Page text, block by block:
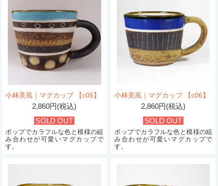
小林美風｜マグカップ 【c05】
2,860円(税込)
SOLD OUT
ポップでカラフルな色と模様の組
み合わせが可愛いマグカップで
す。
小林美風｜マグカップ 【c06】
2,860円(税込)
SOLD OUT
ポップでカラフルな色と模様の組
み合わせが可愛いマグカップで
す。